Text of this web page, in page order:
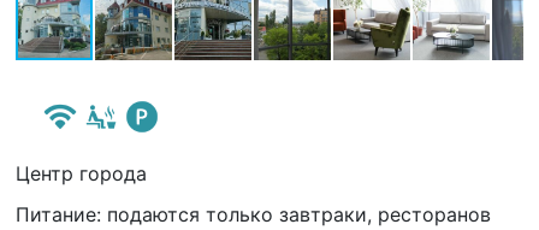
Центр города
Питание: подаются только завтраки, ресторанов